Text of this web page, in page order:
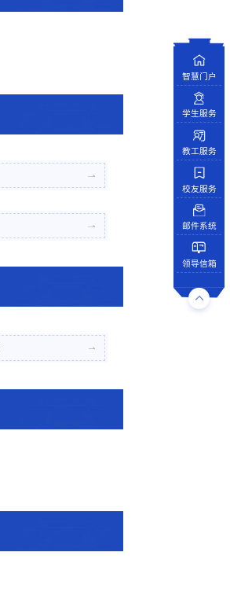
智慧门户
学生服务
教工服务
校友服务
邮件系统
领导信箱